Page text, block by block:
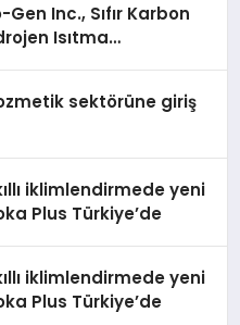
Inc., Sıfır Karbon
Isıtma
sektörüne giriş
iklimlendirmede yeni
Plus Türkiye’de
iklimlendirmede yeni
Plus Türkiye’de